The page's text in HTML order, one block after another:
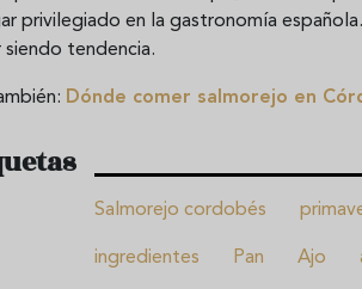
privilegiado en la gastronomía
siendo tendencia.
Dónde comer salmorejo en
Salmorejo cordobés
ingredientes Pan Ajo